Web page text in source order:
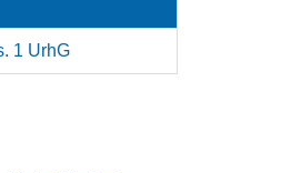
1 UrhG